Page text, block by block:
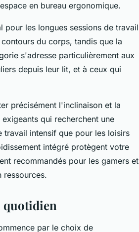
en bureau ergonomique.
les longues sessions de travail
du corps, tandis que la
s'adresse particulièrement aux
depuis leur lit, et à ceux qui
précisément l'inclinaison et la
qui recherchent une
travail intensif que pour les loisirs
intégré protègent votre
recommandés pour les gamers et
ressources.
quotidien
par le choix de